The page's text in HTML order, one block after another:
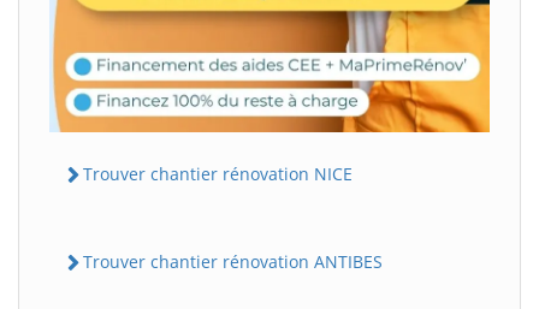
Trouver chantier rénovation NICE
Trouver chantier rénovation ANTIBES